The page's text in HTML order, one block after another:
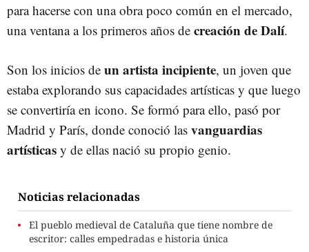
para hacerse con una obra poco común en el mercado,
una ventana a los primeros años de creación de Dalí.
Son los inicios de un artista incipiente, un joven que
estaba explorando sus capacidades artísticas y que luego
se convertiría en icono. Se formó para ello, pasó por
Madrid y París, donde conoció las vanguardias
artísticas y de ellas nació su propio genio.
Noticias relacionadas
El pueblo medieval de Cataluña que tiene nombre de
escritor: calles empedradas e historia única